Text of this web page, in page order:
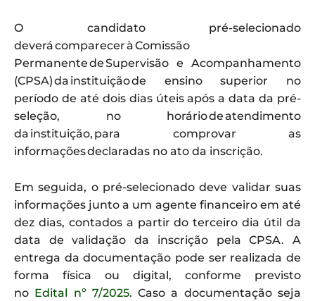
O candidato pré-selecionado
deverá comparecer à Comissão
Permanente de Supervisão e Acompanhamento
(CPSA) da instituição de ensino superior no
período de até dois dias úteis após a data da pré-
seleção, no horário de atendimento
da instituição, para comprovar as
informações declaradas no ato da inscrição.
Em seguida, o pré-selecionado deve validar suas
informações junto a um agente financeiro em até
dez dias, contados a partir do terceiro dia útil da
data de validação da inscrição pela CPSA. A
entrega da documentação pode ser realizada de
forma física ou digital, conforme previsto
no Edital nº 7/2025. Caso a documentação seja